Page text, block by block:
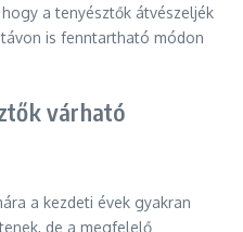
a tenyésztők átvészeljék
is fenntartható módon
várható
a kezdeti évek gyakran
de a megfelelő